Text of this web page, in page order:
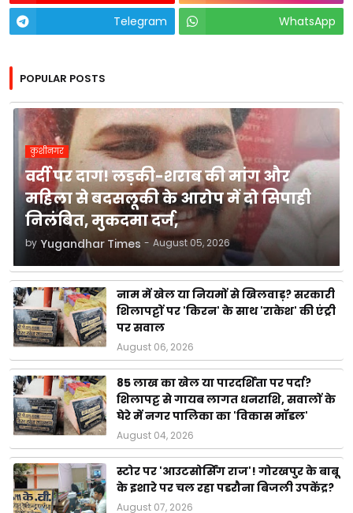
Telegram
WhatsApp
POPULAR POSTS
कुशीनगर
वर्दी पर दाग! लड़की-शराब की मांग और
महिला से बदसलूकी के आरोप में दो सिपाही
निलंबित, मुकदमा दर्ज,
by Yugandhar Times - August 05, 2026
नाम में खेल या नियमों से खिलवाड़? सरकारी
शिलापट्टों पर 'किरन' के साथ 'राकेश' की एंट्री
पर सवाल
August 06, 2026
85 लाख का खेल या पारदर्शिता पर पर्दा?
शिलापट्ट से गायब लागत धनराशि, सवालों के
घेरे में नगर पालिका का 'विकास मॉडल'
August 04, 2026
स्टोर पर 'आउटसोर्सिंग राज'! गोरखपुर के बाबू
के इशारे पर चल रहा पडरौना बिजली उपकेंद्र?
August 07, 2026